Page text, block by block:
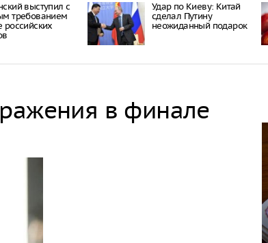
выступил с
требованием
российских
Удар по Киеву: Китай
сделал Путину
неожиданный подарок
в финале